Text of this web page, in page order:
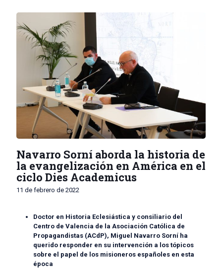
Navarro Sorní aborda la historia de
la evangelización en América en el
ciclo Dies Academicus
11 de febrero de 2022
Doctor en Historia Eclesiástica y consiliario del
Centro de Valencia de la Asociación Católica de
Propagandistas (ACdP), Miguel Navarro Sorní ha
querido responder en su intervención a los tópicos
sobre el papel de los misioneros españoles en esta
época